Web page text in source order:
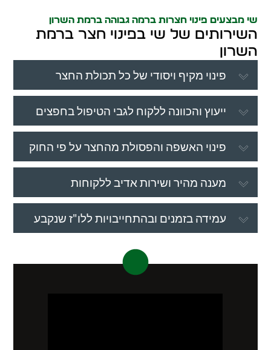
שי מבצעים פינוי חצרות ברמה גבוהה ברמת השרון
השירותים של שי בפינוי חצר ברמת
השרון
פינוי מקיף ויסודי של כל תכולת החצר
ייעוץ והכוונה ללקוח לגבי הטיפול בחפצים
פינוי האשפה והפסולת מהחצר על פי החוק
מענה מהיר ושירות אדיב ללקוחות
עמידה בזמנים ובהתחייבויות ללו"ז שנקבע